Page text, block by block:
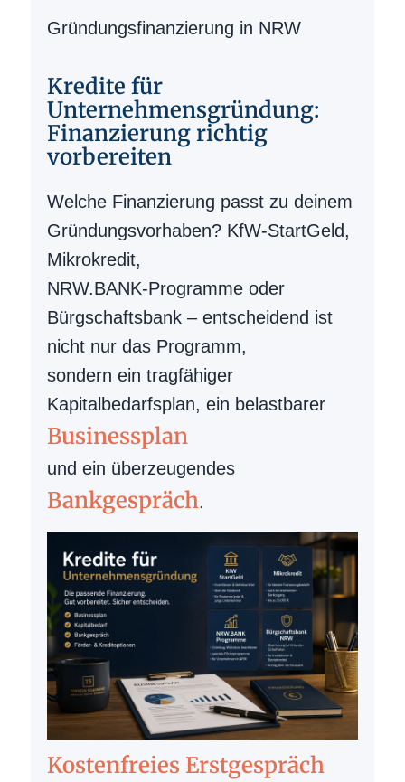
Gründungsfinanzierung in NRW
Kredite für
Unternehmensgründung:
Finanzierung richtig
vorbereiten
Welche Finanzierung passt zu deinem
Gründungsvorhaben? KfW-StartGeld,
Mikrokredit,
NRW.BANK-Programme oder
Bürgschaftsbank – entscheidend ist
nicht nur das Programm,
sondern ein tragfähiger
Kapitalbedarfsplan, ein belastbarer
Businessplan
und ein überzeugendes
Bankgespräch.
Kostenfreies Erstgespräch